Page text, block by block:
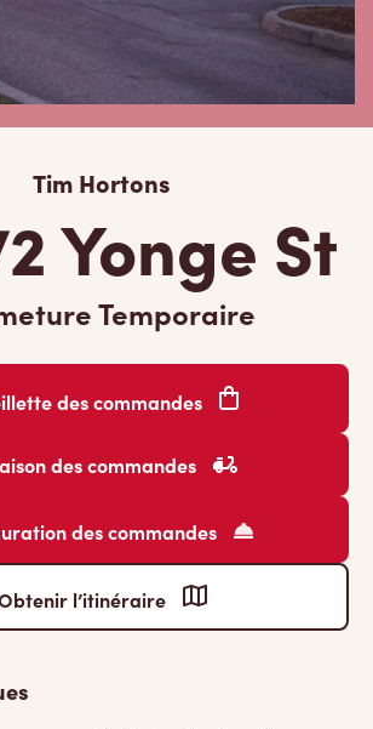
Tim Hortons
Yonge St
Temporaire
des commandes
des commandes
des commandes
l’itinéraire